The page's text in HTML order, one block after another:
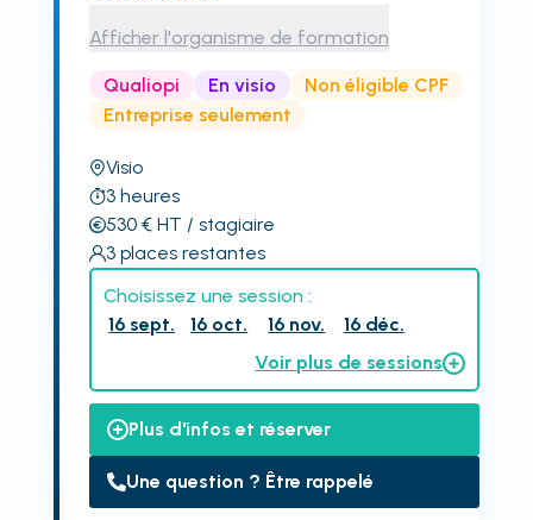
Afficher l'organisme de formation
Qualiopi En visio
Non éligible CPF
Entreprise seulement
Visio
3 heures
530€ HT / stagiaire
3 places restantes
Choisissez une session :
16 sept.
16 oct. 16 nov.
16 déc.
Voir plus de sessions
Plus d'infos et réserver
Une question ? Être rappelé